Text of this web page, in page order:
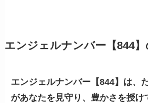
エンジェルナンバー【844
エンジェルナンバー【844】は、
があなたを見守り、豊かさを授け